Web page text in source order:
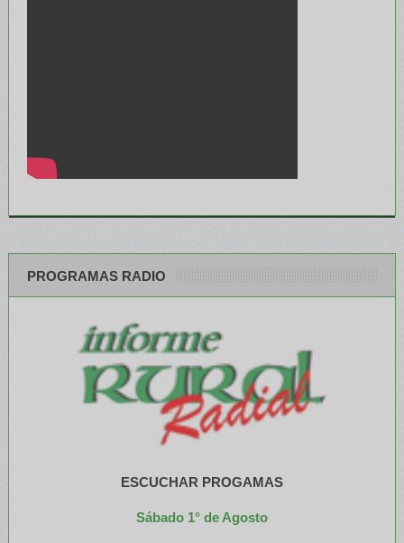
PROGRAMAS RADIO
ESCUCHAR PROGAMAS
Sábado 1° de Agosto